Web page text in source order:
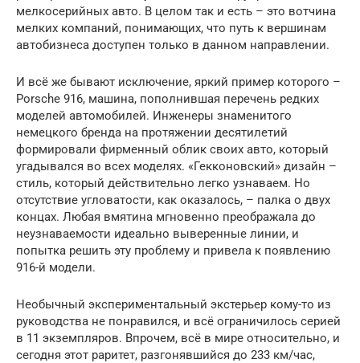
мелкосерийных авто. В целом так и есть – это вотчина
мелких компаний, понимающих, что путь к вершинам
автобизнеса доступен только в данном направлении.
И всё же бывают исключение, яркий пример которого –
Porsche 916, машина, пополнившая перечень редких
моделей автомобилей. Инженеры знаменитого
немецкого бренда на протяжении десятилетий
формировали фирменный облик своих авто, который
угадывался во всех моделях. «Гекконовский» дизайн –
стиль, который действительно легко узнаваем. Но
отсутствие угловатости, как оказалось, – палка о двух
концах. Любая вмятина мгновенно преображала до
неузнаваемости идеально выверенные линии, и
попытка решить эту проблему и привела к появлению
916-й модели.
Необычный экспериментальный экстерьер кому-то из
руководства не понравился, и всё ограничилось серией
в 11 экземпляров. Впрочем, всё в мире относительно, и
сегодня этот раритет, разгонявшийся до 233 км/час,